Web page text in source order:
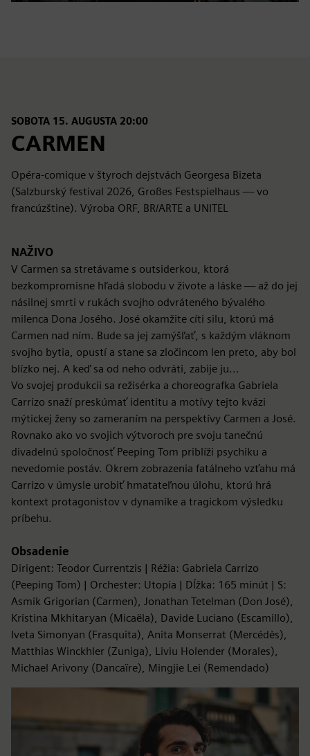
SOBOTA 15. AUGUSTA 20:00
CARMEN
Opéra-comique v štyroch dejstvách Georgesa Bizeta
(Salzburský festival 2026, Großes Festspielhaus — vo
francúzštine). Výroba ORF, BR/ARTE a UNITEL
NAŽIVO
V Carmen sa stretávame s outsiderkou, ktorá
bezkompromisne hľadá slobodu v živote a láske — až do jej
násilnej smrti v rukách svojho odvráteného bývalého
milenca Dona Josého. José okamžite cíti silu, ktorú má
Carmen nad ním. Bude sa jej zamýšľať, s každým vláknom
svojho bytia, opustí a stane sa zločincom len preto, aby bol
blízko nej. A keď sa od neho odvráti, zabije ju...
Vo svojej produkcii sa režisérka a choreografka Gabriela
Carrizo snaží preskúmať identitu a motívy tejto kvázi
mýtickej ženy so zameraním na perspektívy Carmen a José.
Rovnako ako vo svojich výtvoroch pre svoju tanečnú
divadelnú spoločnosť Peeping Tom priblíži psychiku a
nevedomie postáv. Okrem zobrazenia fatálneho vzťahu má
Carrizo v úmysle urobiť hmatateľnou úlohu, ktorú hrá
kontext protagonistov v dynamike a tragickom výsledku
príbehu.
Obsadenie
Dirigent: Teodor Currentzis | Réžia: Gabriela Carrizo
(Peeping Tom) | Orchester: Utopia | Dĺžka: 165 minút | S:
Asmik Grigorian (Carmen), Jonathan Tetelman (Don José),
Kristina Mkhitaryan (Micaëla), Davide Luciano (Escamillo),
Iveta Simonyan (Frasquita), Anita Monserrat (Mercédès),
Matthias Winckhler (Zuniga), Liviu Holender (Morales),
Michael Arivony (Dancaïre), Mingjie Lei (Remendado)